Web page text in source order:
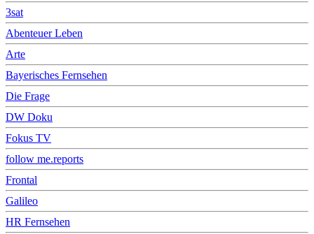
3sat
Abenteuer Leben
Arte
Bayerisches Fernsehen
Die Frage
DW Doku
Fokus TV
follow me.reports
Frontal
Galileo
HR Fernsehen